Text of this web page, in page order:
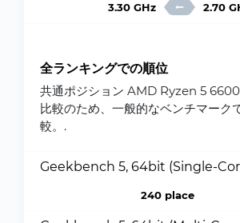
3.30 GHz 2.70
全ランキングでの順位
共通ポジション AMD Ryzen 5
比較のため、一般的なベンチマーク
較。.
Geekbench 5, 64bit (Single-
240 place